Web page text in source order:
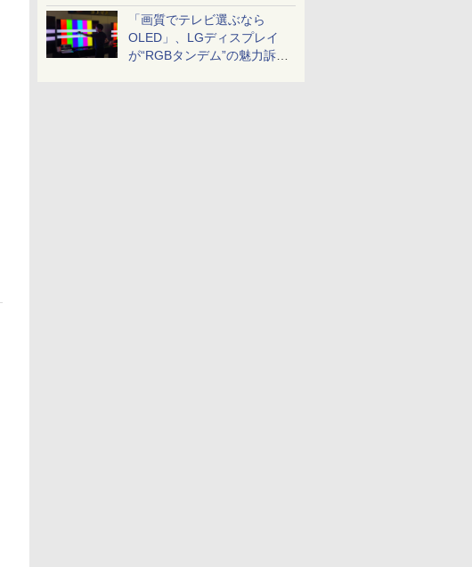
「画質でテレビ選ぶなら
OLED」、LGディスプレイ
が“RGBタンデム”の魅力訴